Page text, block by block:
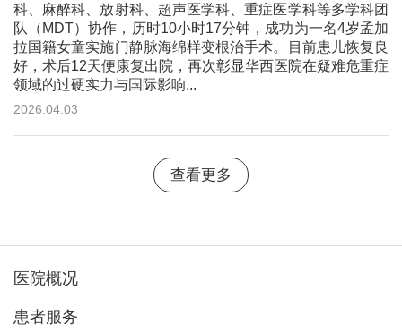
科、麻醉科、放射科、超声医学科、重症医学科等多学科团
队（MDT）协作，历时10小时17分钟，成功为一名4岁孟加
拉国籍女童实施门静脉海绵样变根治手术。目前患儿恢复良
好，术后12天便康复出院，再次彰显华西医院在疑难危重症
领域的过硬实力与国际影响...
2026.04.03
查看更多
医院概况
患者服务